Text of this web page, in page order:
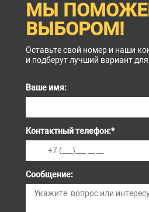
МЫ
ВЫБОРОМ!
Оставьте свой номер и наши
и подберут лучший вариант
Ваше имя:
Контактный телефон:*
Сообщение: